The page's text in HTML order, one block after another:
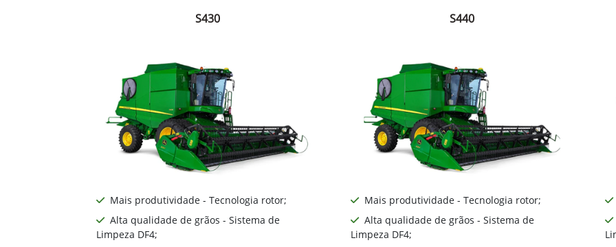
S430
Mais produtividade - Tecnologia rotor;
Alta qualidade de grãos - Sistema de
Limpeza DF4;
S440
Mais produtividade - Tecnologia rotor;
Alta qualidade de grãos - Sistema de
Limpeza DF4;